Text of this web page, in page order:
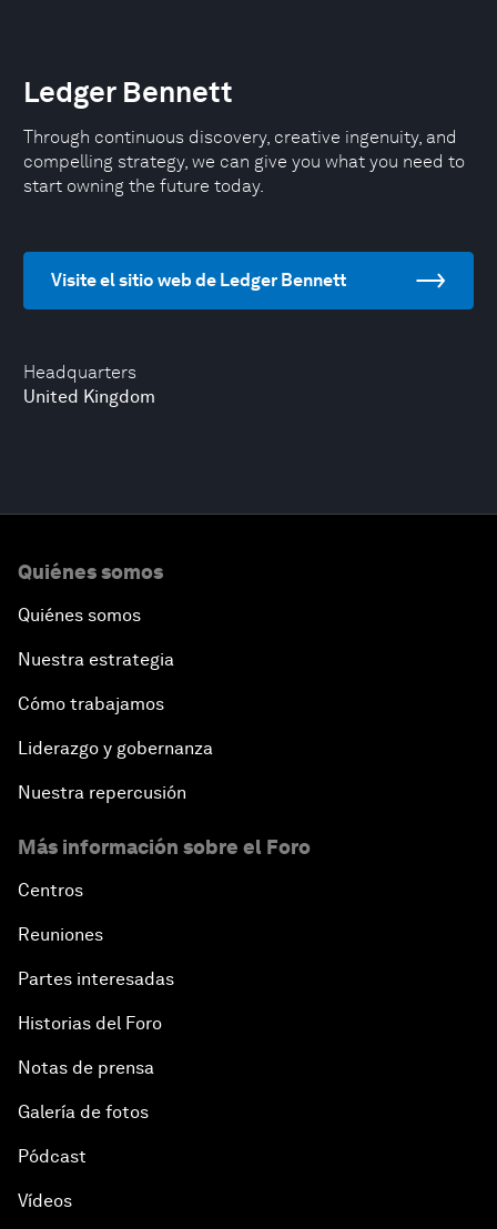
Headquarters
United Kingdom
Ledger Bennett
Through continuous discovery, creative ingenuity, and
compelling strategy, we can give you what you need to
start owning the future today.
Visite el sitio web de Ledger Bennett
Quiénes somos
Quiénes somos
Nuestra estrategia
Cómo trabajamos
Liderazgo y gobernanza
Nuestra repercusión
Más información sobre el Foro
Centros
Reuniones
Partes interesadas
Historias del Foro
Notas de prensa
Galería de fotos
Pódcast
Vídeos